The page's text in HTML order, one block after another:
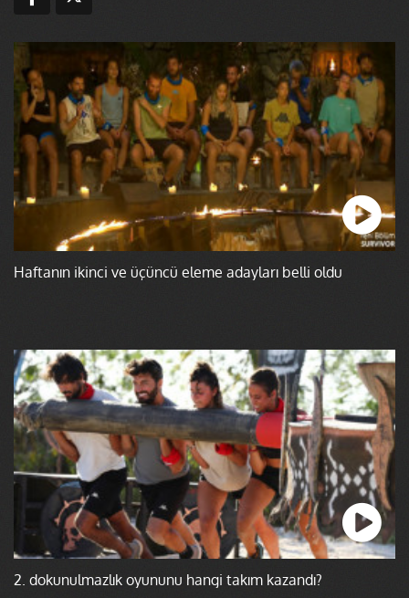
Haftanın ikinci ve üçüncü eleme adayları belli oldu
2. dokunulmazlık oyununu hangi takım kazandı?